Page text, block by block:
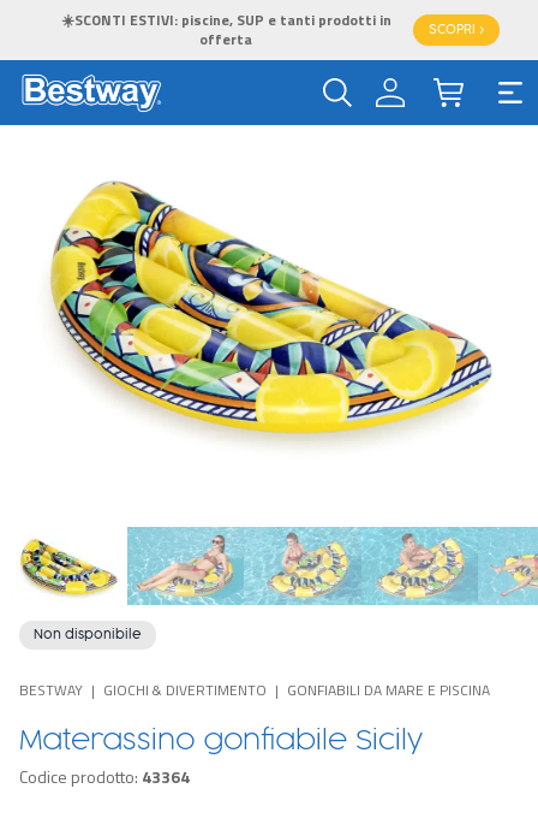
☀️SCONTI ESTIVI: piscine, SUP e tanti prodotti in
offerta
SCOPRI >
Non disponibile
BESTWAY GIOCHI & DIVERTIMENTO GONFIABILI DA MARE E PISCINA
Materassino gonfiabile Sicily
Codice prodotto: 43364